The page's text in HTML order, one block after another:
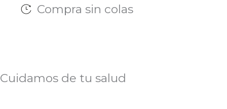
Compra sin colas
Cuidamos de tu salud